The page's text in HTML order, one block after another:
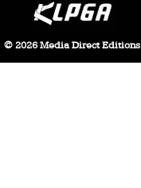
© 2026 Media Direct Editions